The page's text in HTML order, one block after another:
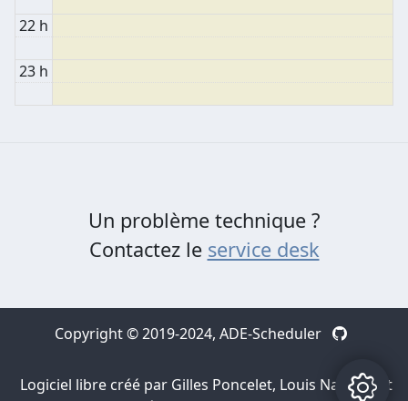
22 h
23 h
Un problème technique ?
Contactez le service desk
Copyright © 2019-2024, ADE-Scheduler
Logiciel libre créé par Gilles Poncelet, Louis Navarre et